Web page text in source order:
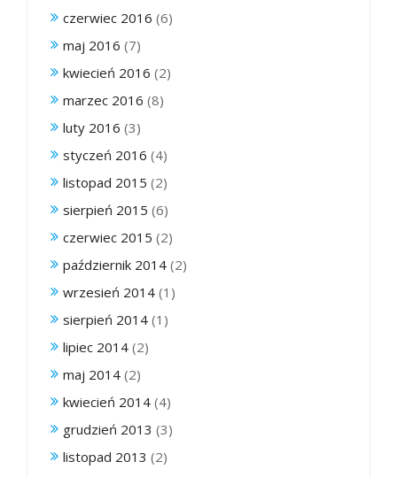
czerwiec 2016 (6)
maj 2016 (7)
kwiecień 2016 (2)
marzec 2016 (8)
luty 2016 (3)
styczeń 2016 (4)
listopad 2015 (2)
sierpień 2015 (6)
czerwiec 2015 (2)
październik 2014 (2)
wrzesień 2014 (1)
sierpień 2014 (1)
lipiec 2014 (2)
maj 2014 (2)
kwiecień 2014 (4)
grudzień 2013 (3)
listopad 2013 (2)